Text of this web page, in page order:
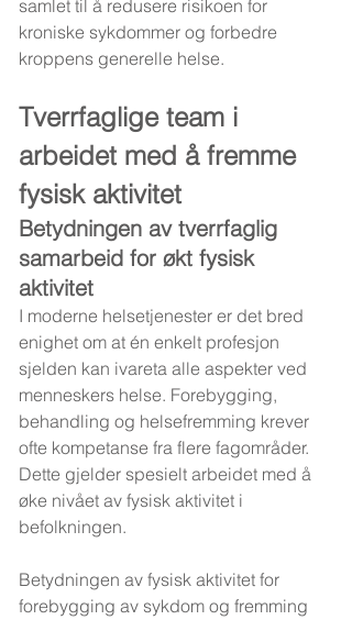
samlet til å redusere risikoen for
kroniske sykdommer og forbedre
kroppens generelle helse.
Tverrfaglige team i
arbeidet med å fremme
fysisk aktivitet
Betydningen av tverrfaglig
samarbeid for økt fysisk
aktivitet
I moderne helsetjenester er det bred
enighet om at én enkelt profesjon
sjelden kan ivareta alle aspekter ved
menneskers helse. Forebygging,
behandling og helsefremming krever
ofte kompetanse fra flere fagområder.
Dette gjelder spesielt arbeidet med å
øke nivået av fysisk aktivitet i
befolkningen.
Betydningen av fysisk aktivitet for
forebygging av sykdom og fremming